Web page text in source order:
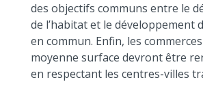
des objectifs communs entre le
de l’habitat et le développement
en commun. Enfin, les
moyenne surface devront être
en respectant les centres-villes